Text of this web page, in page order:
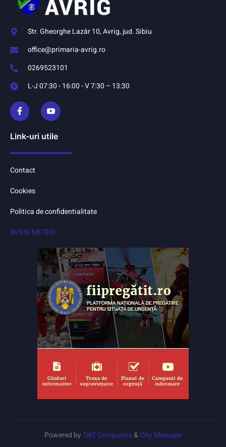
Str. Gheorghe Lazăr 10, Avrig, jud. Sibiu
office@primaria-avrig.ro
0269523101
L-J 07:30 - 16:00 - V 7:30 – 13:30
Link-uri utile
Contact
Cookies
Politica de confidentialitate
AVRIG METEO
Powered byTNT Computers&City Manager